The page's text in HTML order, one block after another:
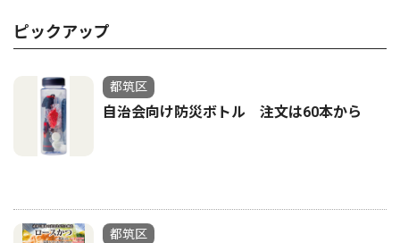
ピックアップ
都筑区
自治会向け防災ボトル 注文は60本から
都筑区